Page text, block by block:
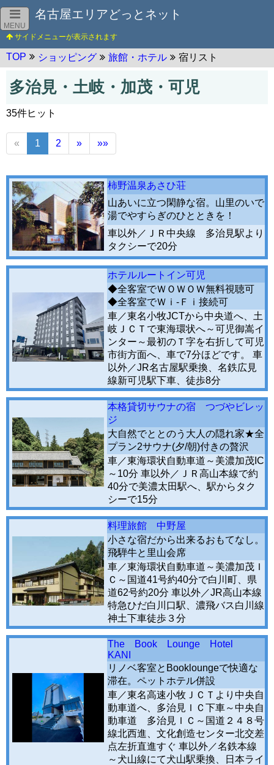
MENU
名古屋エリアどっとネット
TOP ショッピング 旅館・ホテル 宿リスト
多治見・土岐・加茂・可児
35件ヒット
« 1 2 » »»
柿野温泉あさひ荘
山あいに立つ閑静な宿。山里のいで
湯でやすらぎのひとときを！
車以外／ＪＲ中央線 多治見駅より
タクシーで20分
ホテルルートイン可児
◆全客室でＷＯＷＯＷ無料視聴可
◆全客室でＷｉ-Ｆｉ接続可
車／東名小牧JCTから中央道へ、土
岐ＪＣＴで東海環状へ～可児御嵩イ
ンター～最初のＴ字を右折して可児
市街方面へ、車で7分ほどです。 車
以外／JR名古屋駅乗換、名鉄広見
線新可児駅下車、徒歩8分
本格貸切サウナの宿 つづやビレッ
ジ
大自然でととのう大人の隠れ家★全
プラン2サウナ(夕/朝)付きの贅沢
車／東海環状自動車道～美濃加茂IC
～10分 車以外／ＪＲ高山本線で約
40分で美濃太田駅へ、駅からタク
シーで15分
料理旅館 中野屋
小さな宿だから出来るおもてなし。
飛騨牛と里山会席
車／東海環状自動車道～美濃加茂Ｉ
Ｃ～国道41号約40分で白川町、県
道62号約20分 車以外／JR高山本線
特急ひだ白川口駅、濃飛バス白川線
神土下車徒歩３分
The Book Lounge Hotel
KANI
リノベ客室とBookloungeで快適な
滞在。ペットホテル併設
車／東名高速小牧ＪＣＴより中央自
動車道へ、多治見ＩＣ下車～中央自
動車道 多治見ＩＣ～国道２４８号
線北西進、文化創造センター北交差
点左折直進すぐ 車以外／名鉄本線
～犬山線にて犬山駅乗換、日本ライ